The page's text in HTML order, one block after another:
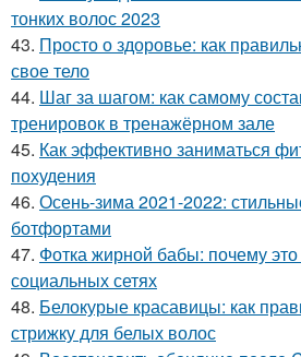
тонких волос 2023
43. Просто о здоровье: как
свое тело
44. Шаг за шагом: как самому
тренировок в тренажёрном зале
45. Как эффективно заниматься
похудения
46. Осень-зима 2021-2022:
ботфортами
47. Фотка жирной бабы: почему
социальных сетях
48. Белокурые красавицы: как
стрижку для белых волос